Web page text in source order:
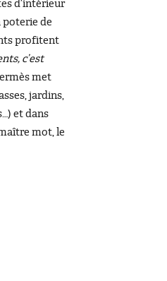
d’intérieur
poterie de
profitent
c’est
met
jardins,
et dans
mot, le